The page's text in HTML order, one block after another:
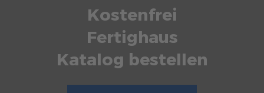
Kostenfrei
Fertighaus
Katalog bestellen